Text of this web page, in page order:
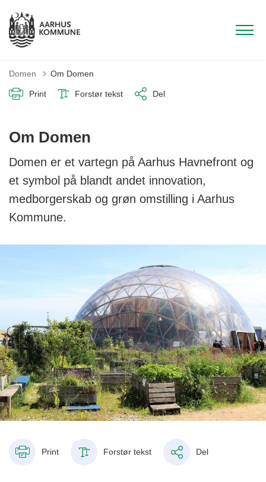
Domen Om Domen
Print Forstør tekst Del
Om Domen
Domen er et vartegn på Aarhus Havnefront og
et symbol på blandt andet innovation,
medborgerskab og grøn omstilling i Aarhus
Kommune.
Print Forstør tekst Del